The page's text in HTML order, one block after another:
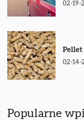
02-19-
Pellet
02-14-
Popularne